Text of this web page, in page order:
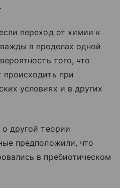
переход от химии к
в пределах одной
того, что
при
условиях и в других
о другой теории
предположили, что
в пребиотическом